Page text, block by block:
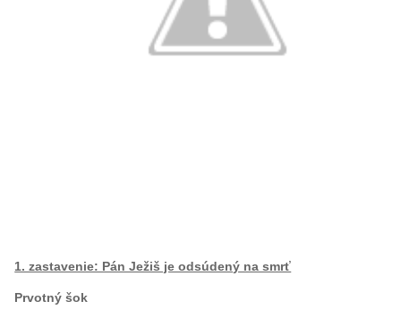
1. zastavenie: Pán Ježiš je odsúdený na smrť
Prvotný šok